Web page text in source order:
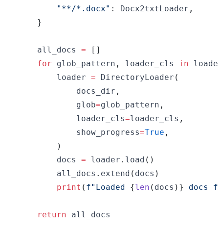
"**/*.docx" : Docx2txtLoader ,
}
    all_docs
= [ ]
for glob_pattern , loader_cls in
        loader
= DirectoryLoader (
            docs_dir
,
            glob
=glob_pattern ,
            loader_cls
=loader_cls ,
            show_progress
=True ,
)
        docs
= loader . load ( )
        all_docs
. extend ( docs )
print ( f"Loaded {len ( docs ) } docs
return